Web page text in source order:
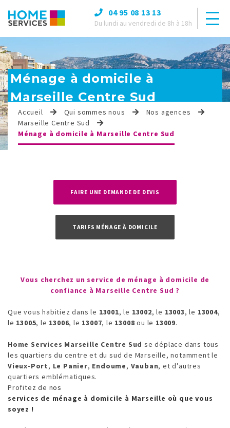
04 95 08 13 13
Du lundi au vendredi de 8h à 18h
Ménage à domicile à
Marseille Centre Sud
Accueil Qui sommes nous
Nos agences
Marseille Centre Sud
Ménage à domicile à Marseille Centre Sud
FAIRE UNE DEMANDE DE DEVIS
TARIFS MÉNAGE À DOMICILE
Vous cherchez un service de ménage à domicile de
confiance à Marseille Centre Sud ?
Que vous habitiez dans le 13001, le 13002, le 13003, le 13004,
le 13005, le 13006, le 13007, le 13008 ou le 13009.
Home Services Marseille Centre Sud se déplace dans tous
les quartiers du centre et du sud de Marseille, notamment le
Vieux-Port, Le Panier, Endoume, Vauban, et d’autres
quartiers emblématiques.
Profitez de nos
services de ménage à domicile à Marseille où que vous
soyez !